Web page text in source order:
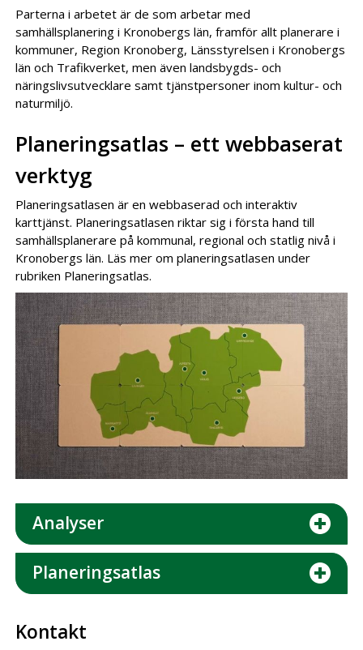
Parterna i arbetet är de som arbetar med
samhällsplanering i Kronobergs län, framför allt planerare i
kommuner, Region Kronoberg, Länsstyrelsen i Kronobergs
län och Trafikverket, men även landsbygds- och
näringslivsutvecklare samt tjänstpersoner inom kultur- och
naturmiljö.
Planeringsatlas – ett webbaserat
verktyg
Planeringsatlasen är en webbaserad och interaktiv
karttjänst. Planeringsatlasen riktar sig i första hand till
samhällsplanerare på kommunal, regional och statlig nivå i
Kronobergs län. Läs mer om planeringsatlasen under
rubriken Planeringsatlas.
Analyser
Planeringsatlas
Kontakt